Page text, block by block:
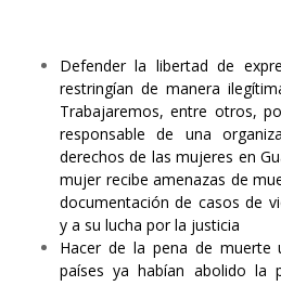
Defender la libertad de
restringían de manera
Trabajaremos, entre otros,
responsable de una
derechos de las mujeres en
mujer recibe amenazas de
documentación de casos de
y a su lucha por la justicia
Hacer de la pena de muerte
países ya habían abolido la